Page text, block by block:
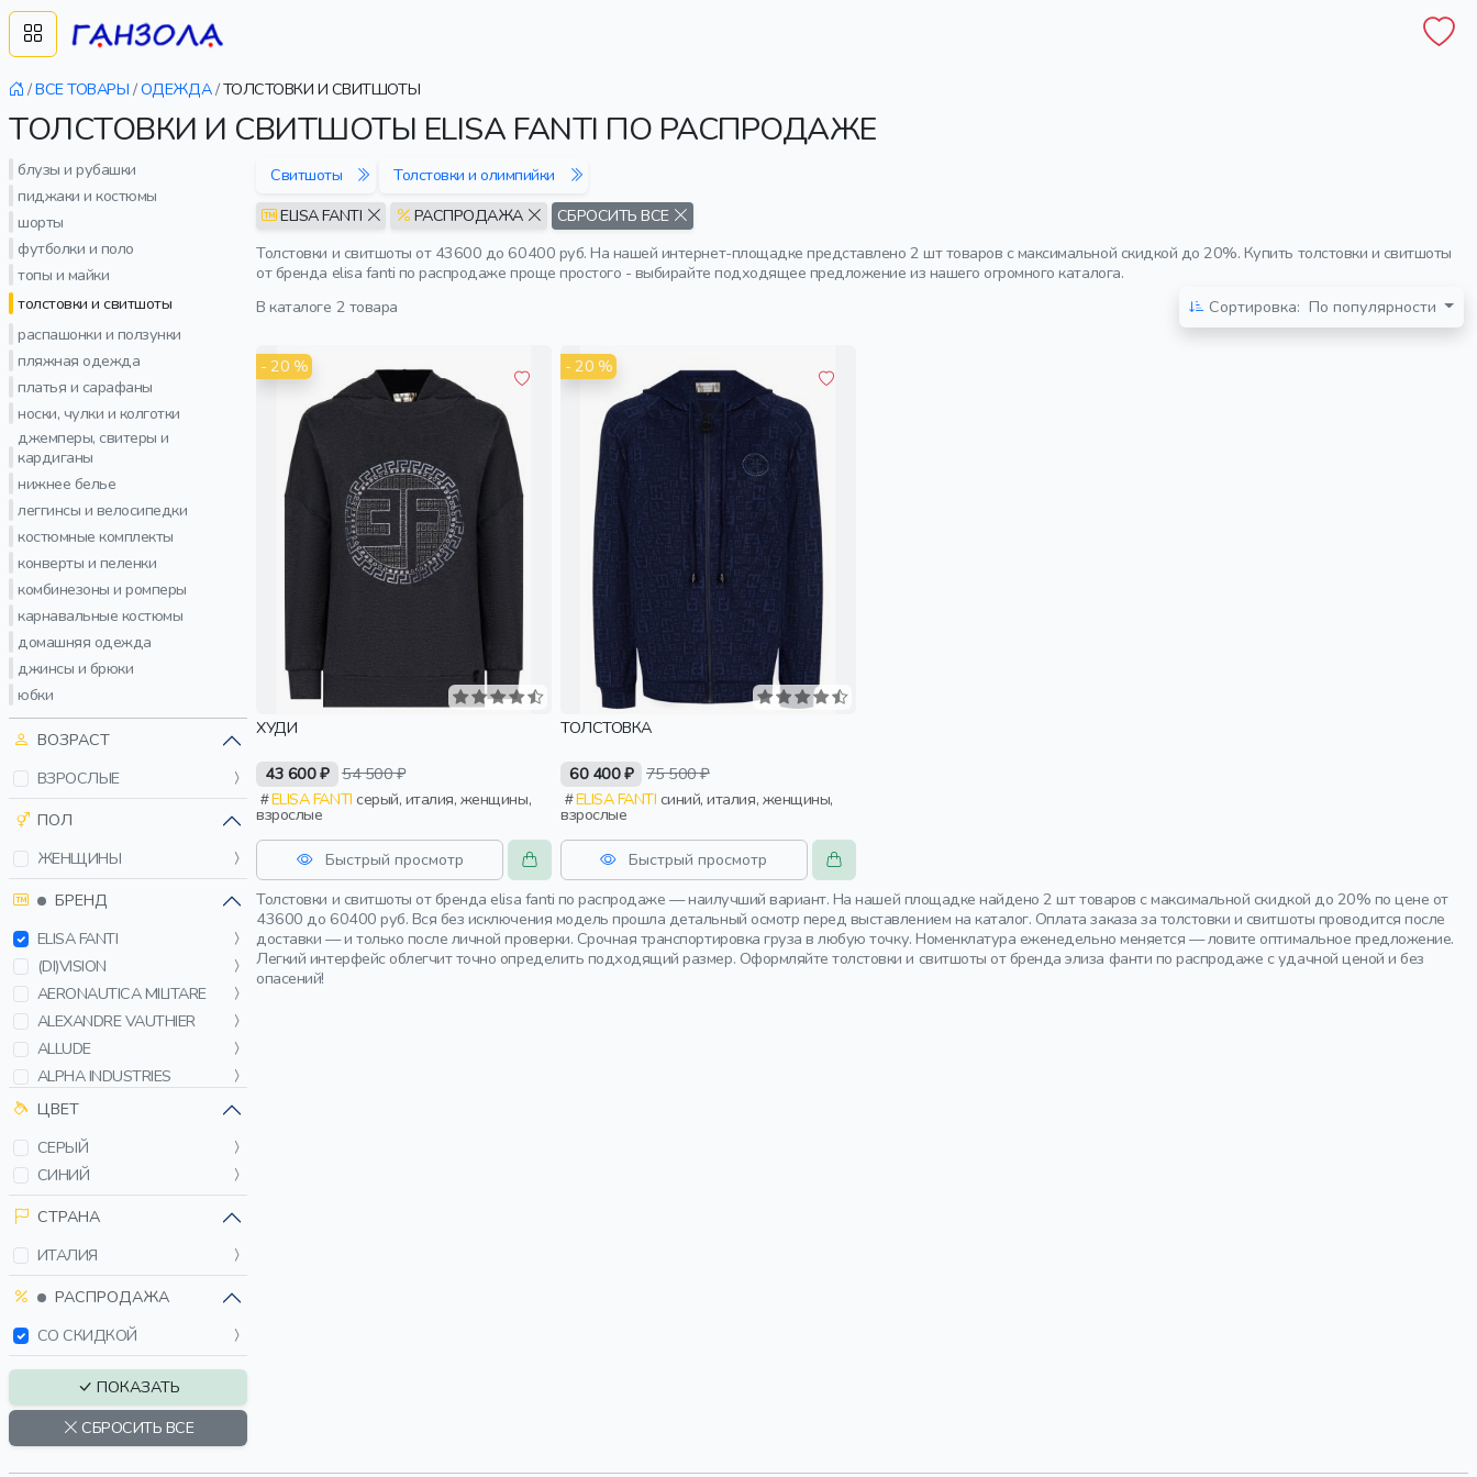
/ВСЕ ТОВАРЫ /ОДЕЖДА/ТОЛСТОВКИ И СВИТШОТЫ
ТОЛСТОВКИ И СВИТШОТЫ ELISA FANTI ПО РАСПРОДАЖЕ
блузы и рубашки
пиджаки и костюмы
шорты
футболки и поло
топы и майки
толстовки и свитшоты
распашонки и ползунки
пляжная одежда
платья и сарафаны
носки, чулки и колготки
джемперы, свитеры и
кардиганы
нижнее белье
леггинсы и велосипедки
костюмные комплекты
конверты и пеленки
комбинезоны и ромперы
карнавальные костюмы
домашняя одежда
джинсы и брюки
юбки
ВОЗРАСТ
ВЗРОСЛЫЕ
ПОЛ
ЖЕНЩИНЫ
БРЕНД
ELISA FANTI
(DI)VISION
AERONAUTICA MILITARE
ALEXANDRE VAUTHIER
ALLUDE
ALPHA INDUSTRIES
AMIRI
BERTOLO
BIKKEMBERGS
BILLIONAIRE
BOGNER FIRE+ICE
BRIONI
BRUNELLO CUCINELLI
BUNGLY
C.P. COMPANY
ЦВЕТ
СЕРЫЙ
СИНИЙ
СТРАНА
ИТАЛИЯ
РАСПРОДАЖА
СО СКИДКОЙ
ПОКАЗАТЬ
СБРОСИТЬ ВСЕ
Свитшоты
Толстовки и олимпийки
ELISA FANTI
РАСПРОДАЖА
СБРОСИТЬ ВСЕ
Толстовки и свитшоты от 43600 до 60400 руб. На нашей интернет-площадке представлено 2 шт товаров с максимальной скидкой до 20%. Купить толстовки и свитшоты
от бренда elisa fanti по распродаже проще простого - выбирайте подходящее предложение из нашего огромного каталога.
В каталоге 2 товара Сортировка: По популярности
- 20 %
ХУДИ
43 600 ₽ 54 500 ₽
ELISA FANTI серый, италия, женщины,
взрослые
Быстрый просмотр
- 20 %
ТОЛСТОВКА
60 400 ₽ 75 500 ₽
ELISA FANTI
взрослые
Быстрый просмотр
Толстовки и свитшоты от бренда elisa fanti по распродаже — наилучший вариант. На нашей площадке найдено 2 шт товаров с максимальной скидкой до 20% по цене от
43600 до 60400 руб. Вся без исключения модель прошла детальный осмотр перед выставлением на каталог. Оплата заказа за толстовки и свитшоты проводится после
доставки — и только после личной проверки. Срочная транспортировка груза в любую точку. Номенклатура еженедельно меняется — ловите оптимальное предложение.
Легкий интерфейс облегчит точно определить подходящий размер. Оформляйте толстовки и свитшоты от бренда элиза фанти по распродаже с удачной ценой и без
опасений!